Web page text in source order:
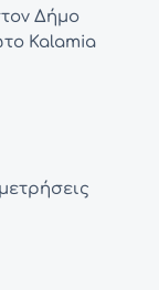
Δήμο
Kalamia